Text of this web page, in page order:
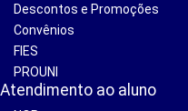
Descontos e Promoções
Convênios
FIES
PROUNI
Atendimento ao aluno